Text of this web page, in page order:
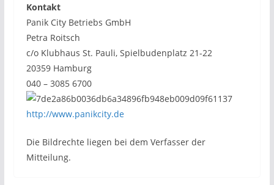
Kontakt
Panik City Betriebs GmbH
Petra Roitsch
c/o Klubhaus St. Pauli, Spielbudenplatz 21-22
20359 Hamburg
040 – 3085 6700
http://www.panikcity.de
Die Bildrechte liegen bei dem Verfasser der
Mitteilung.